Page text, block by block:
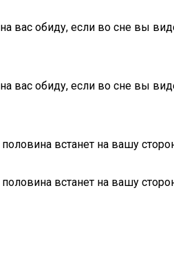
на вас обиду, если во сне вы
на вас обиду, если во сне вы
встанет на вашу
встанет на вашу